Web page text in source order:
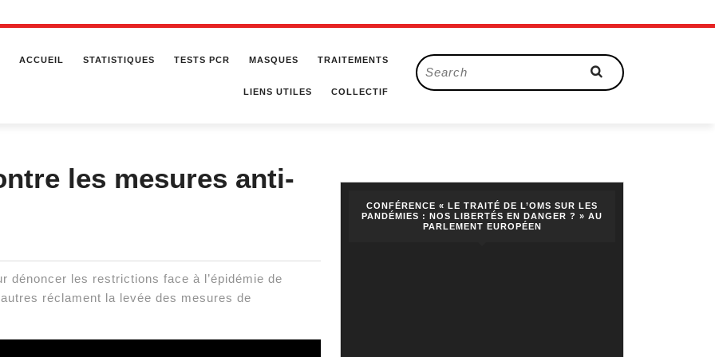
ACCUEIL STATISTIQUES TESTS PCR MASQUES TRAITEMENTS
LIENS UTILES COLLECTIF
Search
for:
les mesures anti-
dénoncer les restrictions face à l’épidémie de
réclament la levée des mesures de
CONFÉRENCE « LE TRAITÉ DE L’OMS SUR LES
PANDÉMIES : NOS LIBERTÉS EN DANGER ? » AU
PARLEMENT EUROPÉEN